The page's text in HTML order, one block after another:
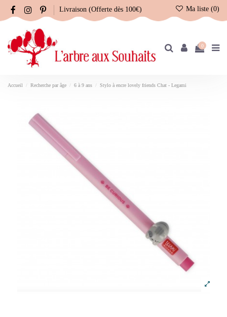
Livraison (Offerte dès 100€) Ma liste (0)
0
Accueil Recherche par âge 6 à 9 ans Stylo à encre lovely friends Chat - Legami